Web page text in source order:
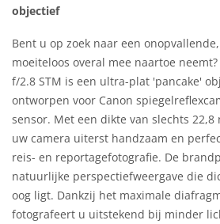
objectief
Bent u op zoek naar een
moeiteloos overal mee naartoe neemt?
f/2.8 STM is een ultra-plat 'pancake'
ontworpen voor Canon
sensor. Met een dikte van slechts 22,8
uw camera uiterst handzaam en
reis- en reportagefotografie. De
natuurlijke perspectiefweergave die
oog ligt. Dankzij het maximale
fotografeert u uitstekend bij minder